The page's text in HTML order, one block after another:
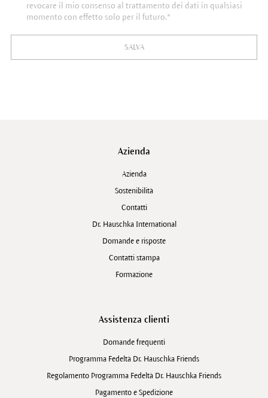
revocare il mio consenso al trattamento dei dati in qualsiasi
momento con effetto solo per il futuro.*
SALVA
Azienda
Azienda
Sostenibilità
Contatti
Dr. Hauschka International
Domande e risposte
Contatti stampa
Formazione
Assistenza clienti
Domande frequenti
Programma Fedeltà Dr. Hauschka Friends
Regolamento Programma Fedeltà Dr. Hauschka Friends
Pagamento e Spedizione